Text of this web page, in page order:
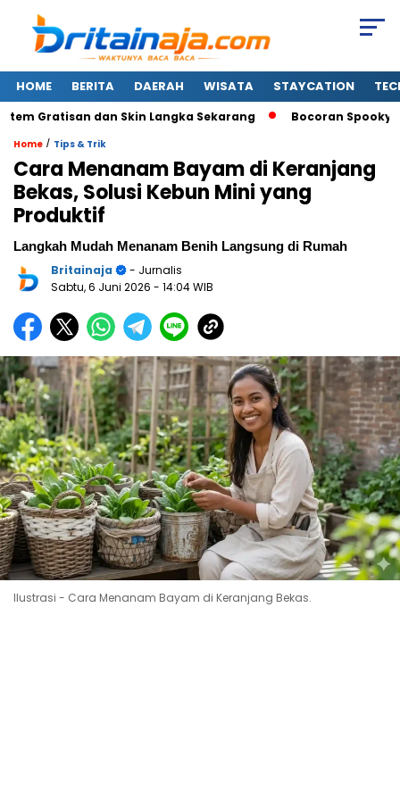
HOME BERITA DAERAH WISATA STAYCATION
Gratisan dan Skin Langka Sekarang Bocoran Spooky in
Home / Tips & Trik
Cara Menanam Bayam di Keranjang
Bekas, Solusi Kebun Mini yang
Produktif
Langkah Mudah Menanam Benih Langsung di Rumah
Britainaja
- Jurnalis
Sabtu, 6 Juni 2026 - 14:04 WIB
Ilustrasi - Cara Menanam Bayam di Keranjang Bekas.